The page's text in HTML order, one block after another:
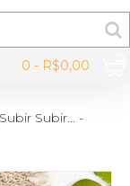
0 - R$0,00
Subir... -